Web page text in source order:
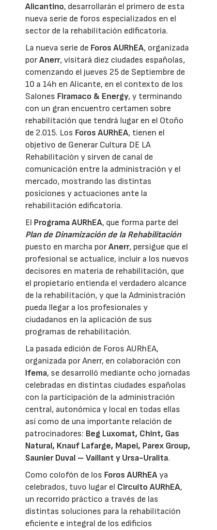
Alicantino, desarrollarán el primero de esta
nueva serie de foros especializados en el
sector de la rehabilitación edificatoria.
La nueva serie de Foros AURhEA, organizada
porAnerr, visitará diez ciudades españolas,
comenzando el jueves 25 de Septiembre de
10 a 14h en Alicante, en el contexto de los
Salones Firamaco & Energy, y terminando
con un gran encuentro certamen sobre
rehabilitación que tendrá lugar en el Otoño
de 2.015. Los Foros AURhEA, tienen el
objetivo de Generar Cultura DE LA
Rehabilitación y sirven de canal de
comunicación entre la administración y el
mercado, mostrando las distintas
posiciones y actuaciones ante la
rehabilitación edificatoria.
El Programa AURhEA, que forma parte del
Plan de Dinamización de la Rehabilitación
puesto en marcha porAnerr, persigue que el
profesional se actualice, incluir a los nuevos
decisores en materia de rehabilitación, que
el propietario entienda el verdadero alcance
de la rehabilitación, y que la Administración
pueda llegar a los profesionales y
ciudadanos en la aplicación de sus
programas de rehabilitación.
La pasada edición de Foros AURhEA,
organizada por Anerr, en colaboración con
Ifema, se desarrolló mediante ocho jornadas
celebradas en distintas ciudades españolas
con la participación de la administración
central, autonómica y local en todas ellas
así como de una importante relación de
patrocinadores: Beg Luxomat, Chint, Gas
Natural, Knauf Lafarge, Mapei, Parex Group,
Saunier Duval – Vaillant y Ursa-Uralita.
Como colofón de los Foros AURhEAya
celebrados, tuvo lugar el Circuito AURhEA,
un recorrido práctico a través de las
distintas soluciones para la rehabilitación
eficiente e integral de los edificios